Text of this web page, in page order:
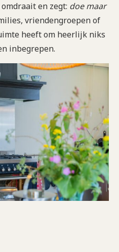
en zegt: doe maar
vriendengroepen of
heeft om heerlijk niks
inbegrepen.